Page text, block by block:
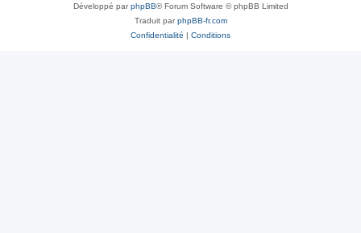
Développé parphpBB® Forum Software © phpBB Limited
Traduit parphpBB-fr.com
Confidentialité | Conditions